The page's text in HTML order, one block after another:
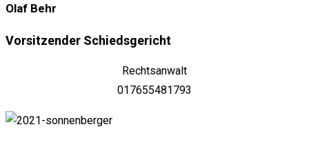
Olaf Behr
Vorsitzender Schiedsgericht
Rechtsanwalt
017655481793